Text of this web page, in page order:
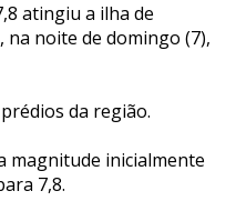
atingiu a ilha de
na noite de domingo (7),
da região.
magnitude inicialmente
7,8.